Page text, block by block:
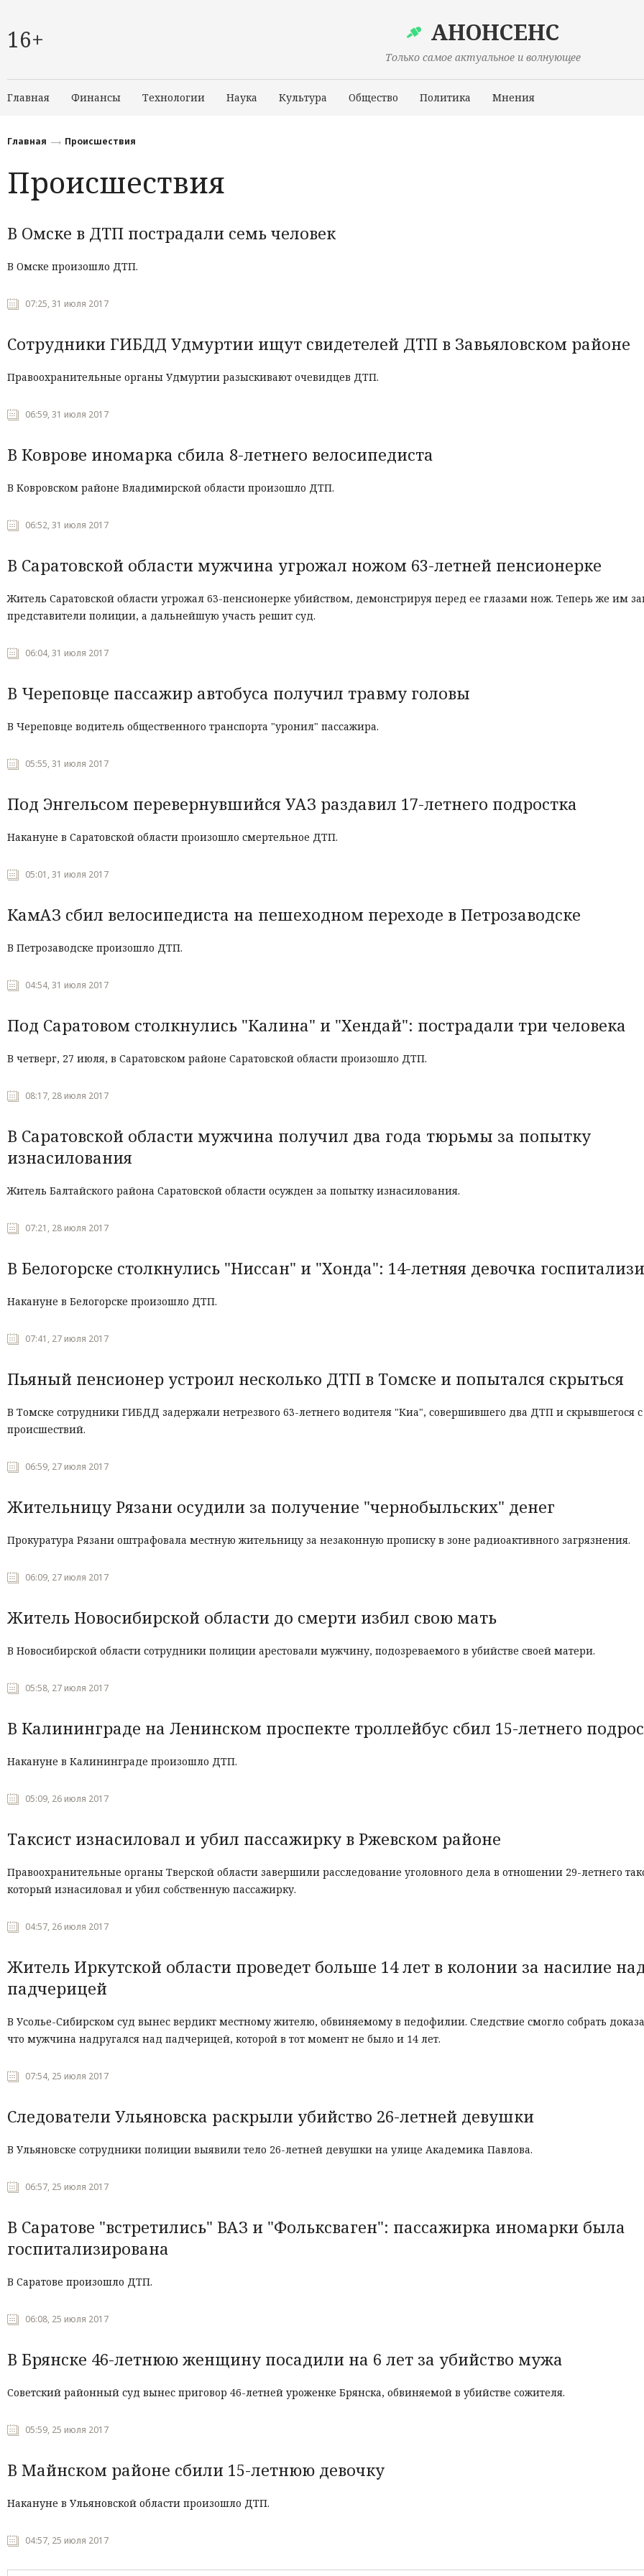
16+ АНОНСЕНС
Только самое актуальное и волнующее
Главная Финансы Технологии Наука Культура Общество Политика Мнения
Главная Происшествия
Происшествия
В Омске в ДТП пострадали семь человек
В Омске произошло ДТП.
07:25, 31 июля 2017
Сотрудники ГИБДД Удмуртии ищут свидетелей ДТП в Завьяловском районе
Правоохранительные органы Удмуртии разыскивают очевидцев ДТП.
06:59, 31 июля 2017
В Коврове иномарка сбила 8-летнего велосипедиста
В Ковровском районе Владимирской области произошло ДТП.
06:52, 31 июля 2017
В Саратовской области мужчина угрожал ножом 63-летней пенсионерке
Житель Саратовской области угрожал 63-пенсионерке убийством, демонстрируя перед ее глазами нож. Теперь же им
представители полиции, а дальнейшую участь решит суд.
06:04, 31 июля 2017
В Череповце пассажир автобуса получил травму головы
В Череповце водитель общественного транспорта "уронил" пассажира.
05:55, 31 июля 2017
Под Энгельсом перевернувшийся УАЗ раздавил 17-летнего подростка
Накануне в Саратовской области произошло смертельное ДТП.
05:01, 31 июля 2017
КамАЗ сбил велосипедиста на пешеходном переходе в Петрозаводске
В Петрозаводске произошло ДТП.
04:54, 31 июля 2017
Под Саратовом столкнулись "Калина" и "Хендай": пострадали три человека
В четверг, 27 июля, в Саратовском районе Саратовской области произошло ДТП.
08:17, 28 июля 2017
В Саратовской области мужчина получил два года тюрьмы за попытку
изнасилования
Житель Балтайского района Саратовской области осужден за попытку изнасилования.
07:21, 28 июля 2017
В Белогорске столкнулись "Ниссан" и "Хонда": 14-летняя девочка
Накануне в Белогорске произошло ДТП.
07:41, 27 июля 2017
Пьяный пенсионер устроил несколько ДТП в Томске и попытался скрыться
В Томске сотрудники ГИБДД задержали нетрезвого 63-летнего водителя "Киа", совершившего два ДТП и скрывшегося с
происшествий.
06:59, 27 июля 2017
Жительницу Рязани осудили за получение "чернобыльских" денег
Прокуратура Рязани оштрафовала местную жительницу за незаконную прописку в зоне радиоактивного загрязнения.
06:09, 27 июля 2017
Житель Новосибирской области до смерти избил свою мать
В Новосибирской области сотрудники полиции арестовали мужчину, подозреваемого в убийстве своей матери.
05:58, 27 июля 2017
В Калининграде на Ленинском проспекте троллейбус сбил 15-летнего
Накануне в Калининграде произошло ДТП.
05:09, 26 июля 2017
Таксист изнасиловал и убил пассажирку в Ржевском районе
Правоохранительные органы Тверской области завершили расследование уголовного дела в отношении 29-летнего
который изнасиловал и убил собственную пассажирку.
04:57, 26 июля 2017
Житель Иркутской области проведет больше 14 лет в колонии за насилие
падчерицей
В Усолье-Сибирском суд вынес вердикт местному жителю, обвиняемому в педофилии. Следствие смогло собрать
что мужчина надругался над падчерицей, которой в тот момент не было и 14 лет.
07:54, 25 июля 2017
Следователи Ульяновска раскрыли убийство 26-летней девушки
В Ульяновске сотрудники полиции выявили тело 26-летней девушки на улице Академика Павлова.
06:57, 25 июля 2017
В Саратове "встретились" ВАЗ и "Фольксваген": пассажирка иномарки была
госпитализирована
В Саратове произошло ДТП.
06:08, 25 июля 2017
В Брянске 46-летнюю женщину посадили на 6 лет за убийство мужа
Советский районный суд вынес приговор 46-летней уроженке Брянска, обвиняемой в убийстве сожителя.
05:59, 25 июля 2017
В Майнском районе сбили 15-летнюю девочку
Накануне в Ульяновской области произошло ДТП.
04:57, 25 июля 2017